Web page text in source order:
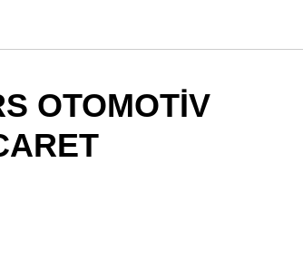
OTOMOTİV